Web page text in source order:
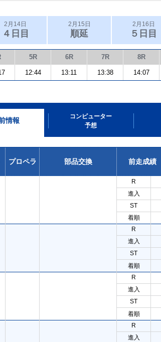
2月14日
４日目
2月15日
順延
2月16日
５日目
5R 6R 7R 8R
12:44 13:11 13:38 14:07
情報
コンピューター
予想
プロペラ 部品交換
前走成績
R
進入
ST
着順
R
進入
ST
着順
R
進入
ST
着順
R
進入